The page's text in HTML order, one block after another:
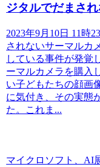
ジタルでだまさ
2023年9月10日 11時
されないサーマルカ
している事件が発覚
ーマルカメラを購入
い子どもたちの顔画
に気付き、その実態
た。これま...
マイクロソフト、AI